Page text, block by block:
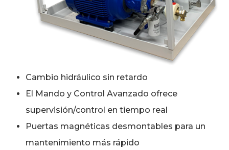
Cambio hidráulico sin retardo
El Mando y Control Avanzado ofrece
supervisión/control en tiempo real
Puertas magnéticas desmontables para un
mantenimiento más rápido